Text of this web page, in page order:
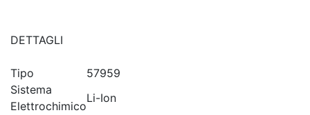
DETTAGLI
Tipo
57959
Sistema
Elettrochimico
Li-Ion